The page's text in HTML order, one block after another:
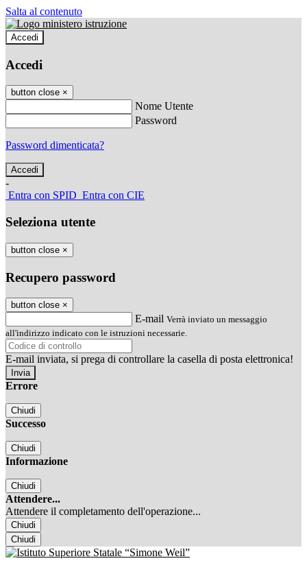
Salta al contenuto
Accedi
Accedi
button close ×
Nome Utente
Password
Password dimenticata?
-
Entra con SPID Entra con CIE
Seleziona utente
button close ×
Recupero password
button close ×
E-mail Verrà inviato un messaggio
all'indirizzo indicato con le istruzioni necessarie.
E-mail inviata, si prega di controllare la casella di posta elettronica!
Errore
Chiudi
Successo
Chiudi
Informazione
Chiudi
Attendere...
Attendere il completamento dell'operazione...
Chiudi
Chiudi